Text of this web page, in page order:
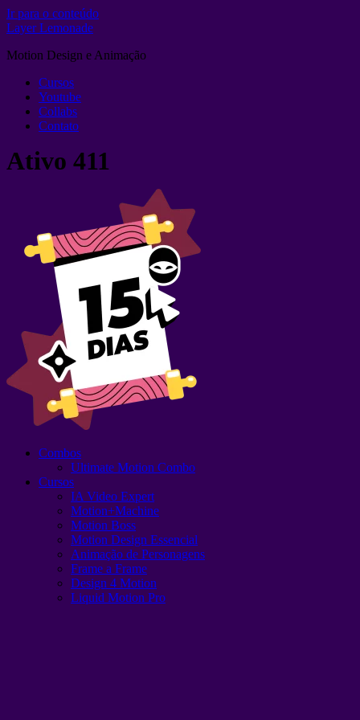
Ir para o conteúdo
Layer Lemonade
Motion Design e Animação
Cursos
Youtube
Collabs
Contato
Ativo 411
Combos
Ultimate Motion Combo
Cursos
IA Video Expert
Motion+Machine
Motion Boss
Motion Design Essencial
Animação de Personagens
Frame a Frame
Design 4 Motion
Liquid Motion Pro